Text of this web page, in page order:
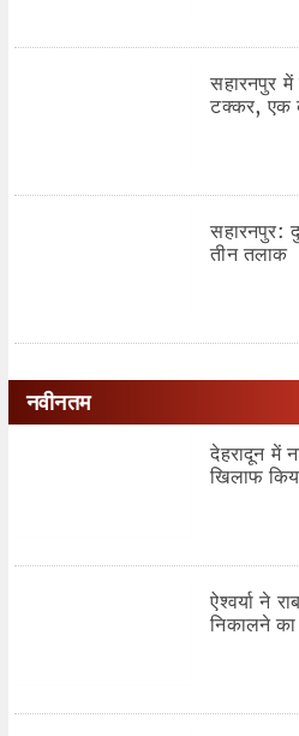
सहारनपुर
टक्कर, एक
सहारनपुर:
तीन तलाक
नवीनतम
देहरादून में
खिलाफ
ऐश्वर्या ने
निकालने का